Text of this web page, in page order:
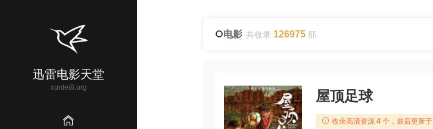
迅雷电影天堂
xunlei8.org
电影 共收录 126975 部
屋顶足球
收录高清资源 4 个，最后更新于